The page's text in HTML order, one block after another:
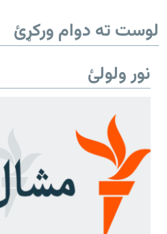
لوست ته دوام ورکړئ
نور ولولئ